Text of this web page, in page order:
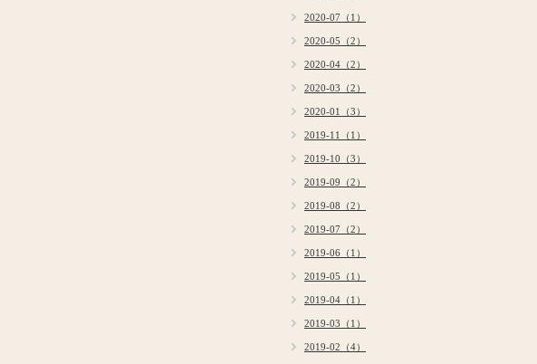
2020-07（1）
2020-05（2）
2020-04（2）
2020-03（2）
2020-01（3）
2019-11（1）
2019-10（3）
2019-09（2）
2019-08（2）
2019-07（2）
2019-06（1）
2019-05（1）
2019-04（1）
2019-03（1）
2019-02（4）